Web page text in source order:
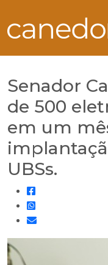
Senador
de 500
em um
UBSs.